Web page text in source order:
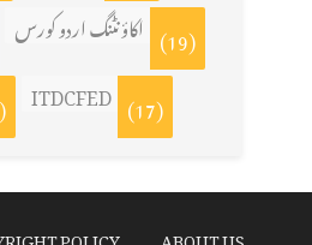
اکاؤنٹنگ اردو کورس (19)
ITDCFED (17)